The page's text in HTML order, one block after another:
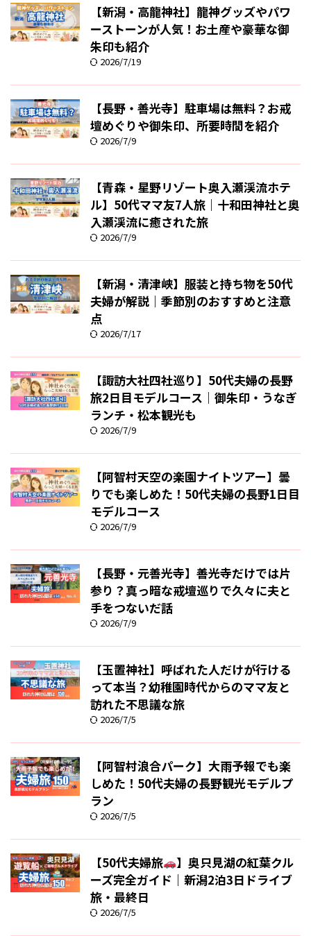
【新潟・高龍神社】龍神グッズやパワ
ーストーンが人気！お土産や豪華な御
朱印も紹介
2026/7/19
【長野・善光寺】駐車場は無料？お戒
壇めぐりや御朱印、所要時間を紹介
2026/7/9
【青森・星野リゾート奥入瀬渓流ホテ
ル】50代ママ友7人旅｜十和田神社と奥
入瀬渓流に癒された旅
2026/7/9
【新潟・清津峡】服装と持ち物を50代
夫婦が解説｜季節別のおすすめと注意
点
2026/7/17
【諏訪大社四社巡り】50代夫婦の長野
旅2日目モデルコース｜御朱印・うなぎ
ランチ・松本観光も
2026/7/9
【阿智村天空の楽園ナイトツアー】曇
りでも楽しめた！50代夫婦の長野1日目
モデルコース
2026/7/9
【長野・元善光寺】善光寺だけでは片
参り？真っ暗な戒壇巡りで久々に夫と
手をつないだ話
2026/7/9
【玉置神社】呼ばれた人だけが行ける
って本当？幼稚園時代からのママ友と
訪れた不思議な旅
2026/7/5
【阿智村浪合パーク】大雨予報でも楽
しめた！50代夫婦の長野観光モデルプ
ラン
2026/7/5
【50代夫婦旅
】奥只見湖の紅葉クル
ーズ完全ガイド｜新潟2泊3日ドライブ
旅・最終日
2026/7/5